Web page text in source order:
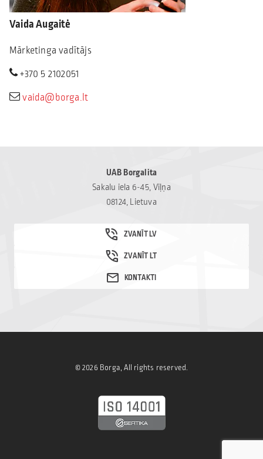
Vaida Augaitė
Mārketinga vadītājs
+370 5 2102051
vaida@borga.lt
UAB Borgalita
Sakalu iela 6-45, Viļņa
08124, Lietuva
© 2026 Borga, All rights reserved.